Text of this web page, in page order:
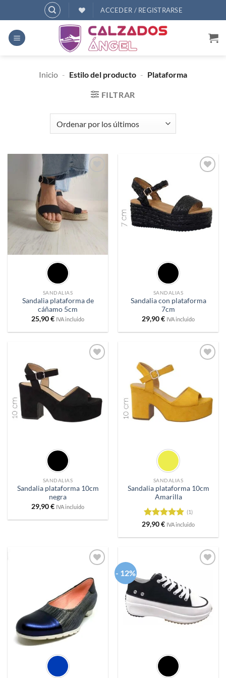
al
contenido
ACCEDER / REGISTRARSE
Inicio - Estilo del producto - Plataforma
FILTRAR
SANDALIAS
Sandalia plataforma de
cáñamo 5cm
25,90€ IVA incluido
SANDALIAS
Sandalia con plataforma
7cm
29,90€ IVA incluido
SANDALIAS
Sandalia plataforma 10cm
negra
29,90€ IVA incluido
SANDALIAS
Sandalia plataforma 10cm
Amarilla
Valorado
(1)
29,90€ IVA incluido
a
deseos
- 12%